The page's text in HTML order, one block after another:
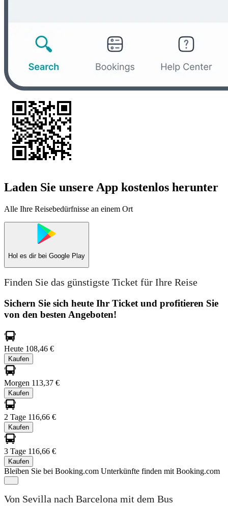
Laden Sie unsere App kostenlos herunter
Alle Ihre Reisebedürfnisse an einem Ort
Hol es dir bei Google Play
Finden Sie das günstigste Ticket für Ihre Reise
Sichern Sie sich heute Ihr Ticket und profitieren Sie
von den besten Angeboten!
Heute 108,46 €
Kaufen
Morgen 113,37 €
Kaufen
2 Tage 116,66 €
Kaufen
3 Tage 116,66 €
Kaufen
Bleiben Sie bei Booking.com Unterkünfte finden mit Booking.com
Von Sevilla nach Barcelona mit dem Bus